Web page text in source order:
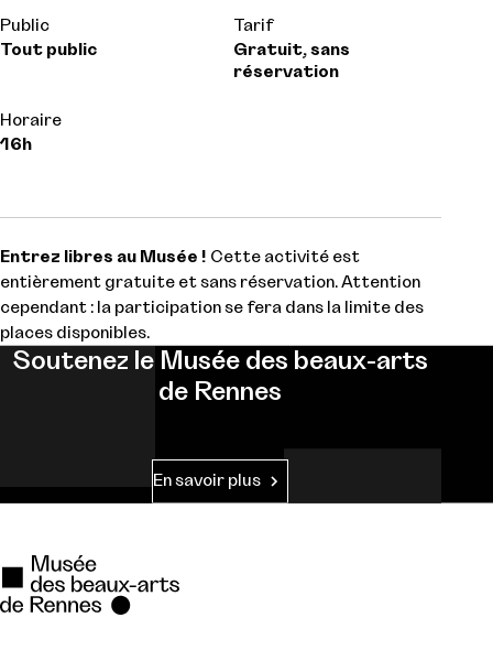
Public
Tout public
Tarif
Gratuit, sans
réservation
Horaire
16h
Entrez libres au Musée ! Cette activité est
entièrement gratuite et sans réservation. Attention
cependant : la participation se fera dans la limite des
places disponibles.
Soutenez le Musée des beaux-arts
de Rennes
En savoir plus